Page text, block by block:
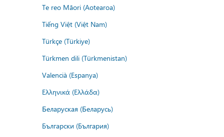
Te reo Māori (Aotearoa)
Tiếng Việt (Việt Nam)
Türkçe (Türkiye)
Türkmen dili (Türkmenistan)
Valencià (Espanya)
Ελληνικά (Ελλάδα)
Беларуская (Беларусь)
Български (България)